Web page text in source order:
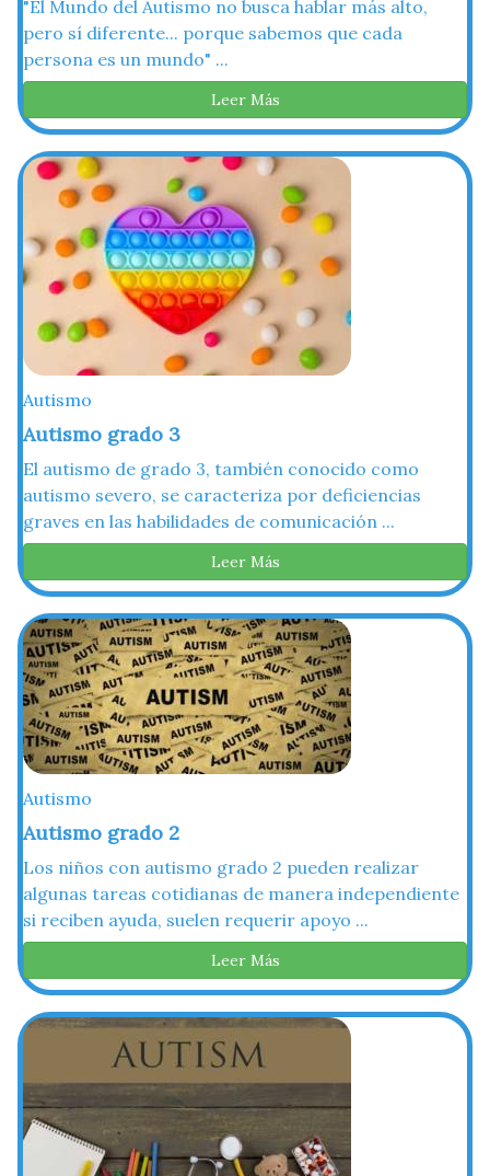
"El Mundo del Autismo no busca hablar más alto,
pero sí diferente... porque sabemos que cada
persona es un mundo" ...
Leer Más
Autismo
Autismo grado 3
El autismo de grado 3, también conocido como
autismo severo, se caracteriza por deficiencias
graves en las habilidades de comunicación ...
Leer Más
Autismo
Autismo grado 2
Los niños con autismo grado 2 pueden realizar
algunas tareas cotidianas de manera independiente
si reciben ayuda, suelen requerir apoyo ...
Leer Más